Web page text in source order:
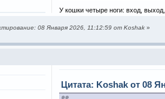
У кошки четыре ноги: вход,
08 Января 2026, 11:12:59 от Koshak »
Цитата: Koshak от 08